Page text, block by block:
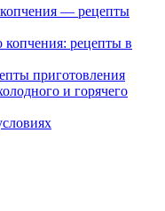
копчения — рецепты
копчения: рецепты в
приготовления
и горячего